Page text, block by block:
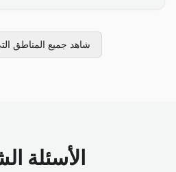
شاهد جميع المناطق
الأسئلة